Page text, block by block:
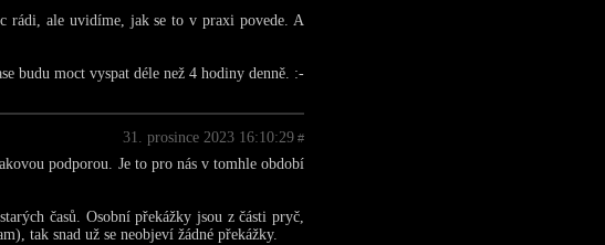
rádi, ale uvidíme, jak se to v praxi povede. A
budu moct vyspat déle než 4 hodiny denně. :-
31. prosince 2023 16:10:29 #
podporou. Je to pro nás v tomhle období
časů. Osobní překážky jsou z části pryč,
tak snad už se neobjeví žádné překážky.